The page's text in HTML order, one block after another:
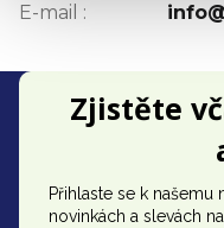
E-mail :
Z
Zjistěte
Přihlaste se k našemu
novinkách a slevách na